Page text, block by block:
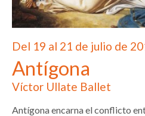
Del 19 al 21 de julio de
Antígona
Víctor Ullate Ballet
Antígona encarna el conflicto